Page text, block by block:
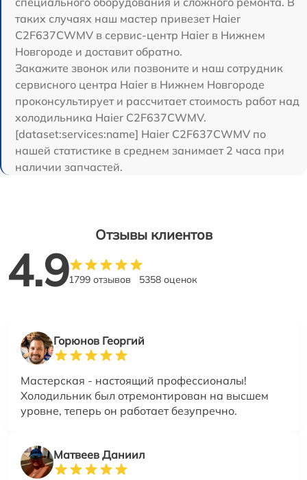
таких случаях наш мастер привезет Haier
C2F637CWMV в сервис-центр Haier в Нижнем
Новгороде и доставит обратно.
Закажите звонок или позвоните и наш сотрудник
сервисного центра Haier в Нижнем Новгороде
проконсультирует и рассчитает стоимость работ над
холодильника Haier C2F637CWMV.
[dataset:services:name] Haier C2F637CWMV по
нашей статистике в среднем занимает 2 часа при
наличии запчастей.
Отзывы клиентов
4.91799 отзывов 5358 оценок
Горюнов Георгий
Мастерская - настоящий профессионалы!
Холодильник был отремонтирован на высшем
уровне, теперь он работает безупречно.
Матвеев Даниил